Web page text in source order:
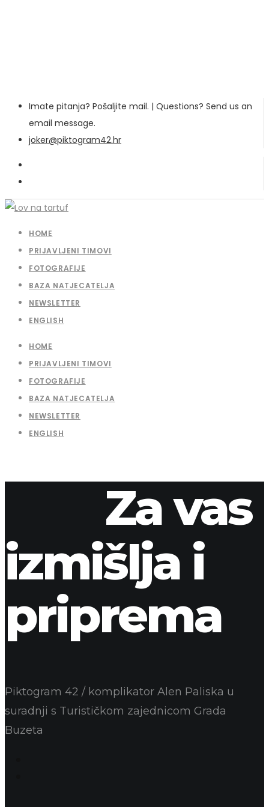
Imate pitanja? Pošaljite mail. | Questions? Send us an
email message.
joker@piktogram42.hr
HOME
PRIJAVLJENI TIMOVI
FOTOGRAFIJE
BAZA NATJECATELJA
NEWSLETTER
ENGLISH
HOME
PRIJAVLJENI TIMOVI
FOTOGRAFIJE
BAZA NATJECATELJA
NEWSLETTER
ENGLISH
Za vas
izmišlja i
priprema
Piktogram 42 / komplikator Alen Paliska u
suradnji s Turističkom zajednicom Grada
Buzeta